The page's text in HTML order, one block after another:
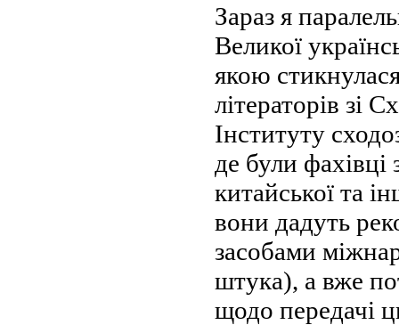
Зараз я
Великої
якою
літераторів зі
Інституту
де були фахівці
китайської та
вони дадуть
засобами
штука), а вже
щодо передачі